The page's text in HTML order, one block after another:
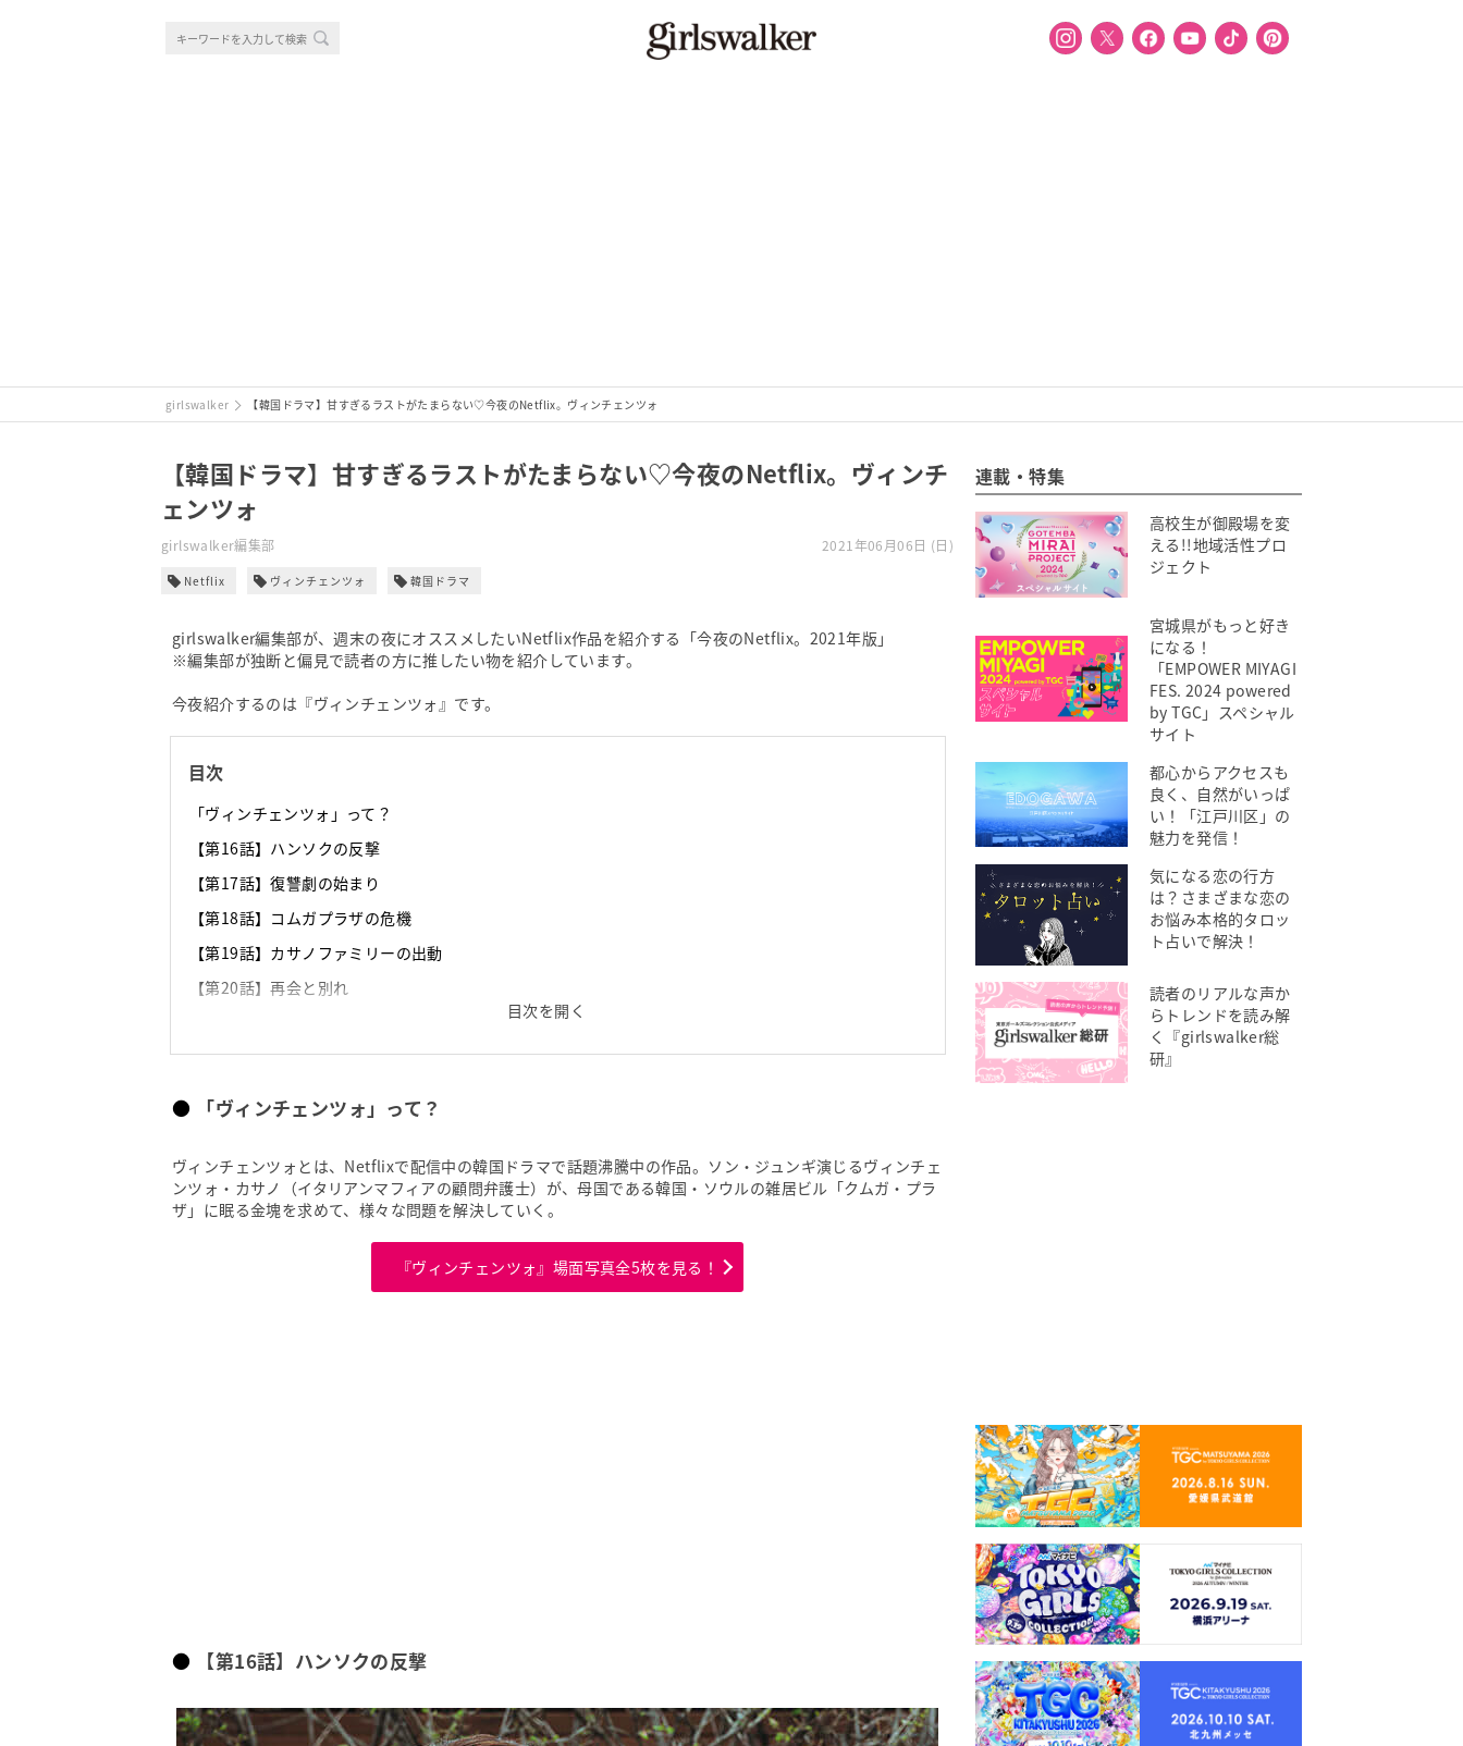
girlswalker 【韓国ドラマ】甘すぎるラストがたまらない♡今夜のNetflix。ヴィンチェンツォ
【韓国ドラマ】甘すぎるラストがたまらない♡今夜のNetflix。ヴィンチ
ェンツォ
girlswalker編集部 2021年06月06日 (日)
Netflix ヴィンチェンツォ 韓国ドラマ
girlswalker編集部が、週末の夜にオススメしたいNetflix作品を紹介する「今夜のNetflix。2021年版」
※編集部が独断と偏見で読者の方に推したい物を紹介しています。
今夜紹介するのは『ヴィンチェンツォ』です。
目次
「ヴィンチェンツォ」って？
【第16話】ハンソクの反撃
【第17話】復讐劇の始まり
【第18話】コムガプラザの危機
【第19話】カサノファミリーの出動
【第20話】再会と別れ
目次を開く
「ヴィンチェンツォ」って？
ヴィンチェンツォとは、Netflixで配信中の韓国ドラマで話題沸騰中の作品。ソン・ジュンギ演じるヴィンチェ
ンツォ・カサノ（イタリアンマフィアの顧問弁護士）が、母国である韓国・ソウルの雑居ビル「クムガ・プラ
ザ」に眠る金塊を求めて、様々な問題を解決していく。
『ヴィンチェンツォ』場面写真全5枚を見る！
【第16話】ハンソクの反撃
連載・特集
高校生が御殿場を変
える!!地域活性プロ
ジェクト
宮城県がもっと好き
になる！
「EMPOWER MIYAGI
FES. 2024 powered
by TGC」スペシャル
サイト
都心からアクセスも
良く、自然がいっぱ
い！「江戸川区」の
魅力を発信！
気になる恋の行方
は？さまざまな恋の
お悩み本格的タロッ
ト占いで解決！
読者のリアルな声か
らトレンドを読み解
く『girlswalker総
研』